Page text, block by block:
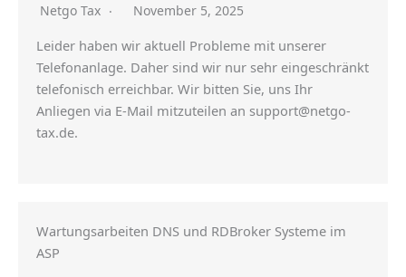
Netgo Tax November 5, 2025
Leider haben wir aktuell Probleme mit unserer
Telefonanlage. Daher sind wir nur sehr eingeschränkt
telefonisch erreichbar. Wir bitten Sie, uns Ihr
Anliegen via E-Mail mitzuteilen an support@netgo-
tax.de.
Wartungsarbeiten DNS und RDBroker Systeme im
ASP